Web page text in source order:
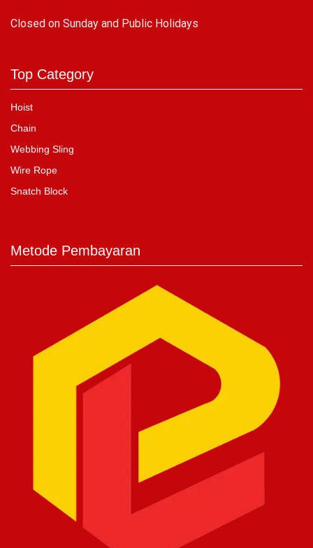
Closed on Sunday and Public Holidays
Top Category
Hoist
Chain
Webbing Sling
Wire Rope
Snatch Block
Metode Pembayaran